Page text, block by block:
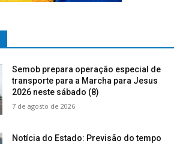
Semob prepara operação especial de
transporte para a Marcha para Jesus
2026 neste sábado (8)
7 de agosto de 2026
Notícia do Estado: Previsão do tempo